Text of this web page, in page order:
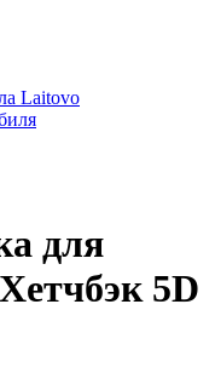
Laitovo
для
5D